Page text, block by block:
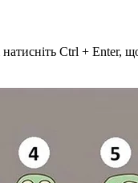
Ctrl + Enter,